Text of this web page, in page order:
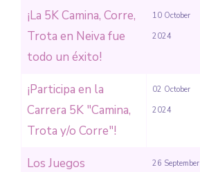
¡La 5K Camina, Corre,
Trota en Neiva fue
todo un éxito!
10 October
2024
¡Participa en la
Carrera 5K "Camina,
Trota y/o Corre"!
02 October
2024
Los Juegos
26 September